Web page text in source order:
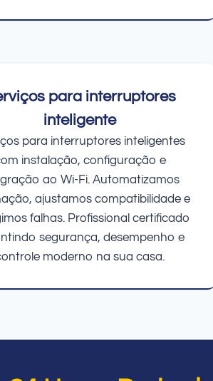
para interruptores
inteligente
para interruptores inteligentes
instalação, configuração e
ao Wi-Fi. Automatizamos
ajustamos compatibilidade e
falhas. Profissional certificado
segurança, desempenho e
moderno na sua casa.